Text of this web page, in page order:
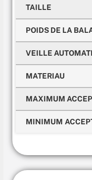
TAILLE
POIDS DE LA
VEILLE
MATERIAU
MAXIMUM
MINIMUM